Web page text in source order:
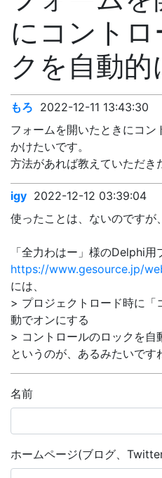
にコント
クを自動
もろ 2022-12-11 13:43:30
フォームを開いたときにコ
かけたいです。
方法があれば教えていただき
igy 2022-12-12 03:39:04
使ったことは、ないのですが、
「全力わはー」様のDelphi用
https://www.gesource.jp/
には、
> プロジェクトロード時に「
動でオンにする
> コントロールのロックを自
というのが、あるみたいです
名前
ホームページ(ブログ、